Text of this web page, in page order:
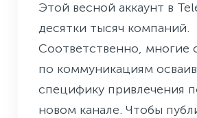
Этой весной аккаунт в
десятки тысяч компаний.
Соответственно, многие
по коммуникациям
специфику привлечения
новом канале. Чтобы